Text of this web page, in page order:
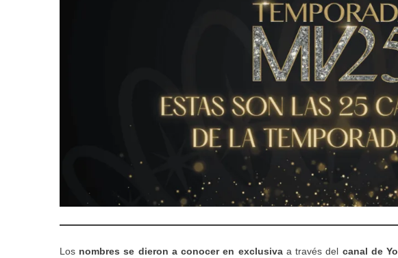
Los nombres se dieron a conocer en exclusivaa través del canal de